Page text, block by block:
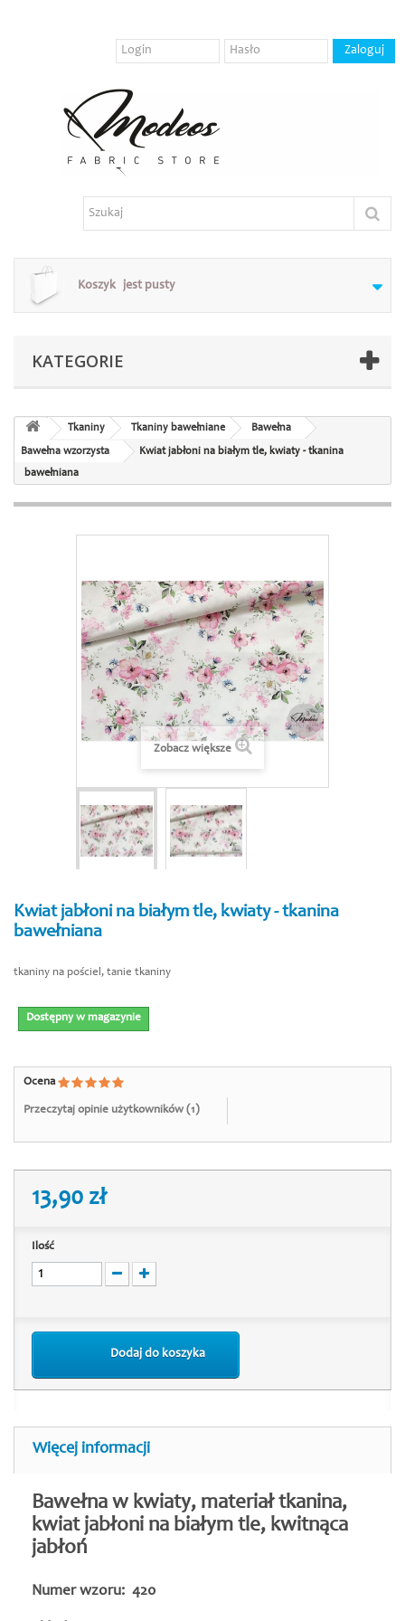
Koszyk jest pusty
KATEGORIE
Tkaniny Tkaniny bawełniane Bawełna
Bawełna wzorzysta
Kwiat jabłoni na białym tle, kwiaty - tkanina
bawełniana
Zobacz większe
Kwiat jabłoni na białym tle, kwiaty - tkanina
bawełniana
tkaniny na pościel, tanie tkaniny
Dostępny w magazynie
Dostępny w magazynie
Ocena
Przeczytaj opinie użytkowników (1 )
13,90 zł
Ilość
Dodaj do koszyka
Więcej informacji
Bawełna w kwiaty, materiał tkanina,
kwiat jabłoni na białym tle, kwitnąca
jabłoń
Numer wzoru: 420